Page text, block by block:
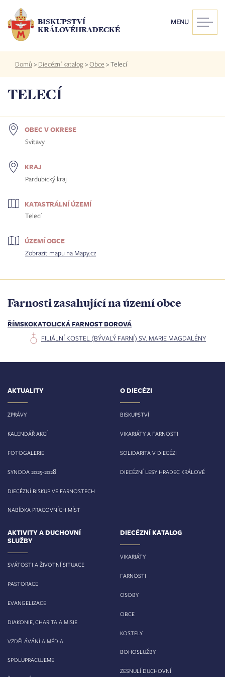
hlavnímu
obsahu
BISKUPSTVÍ
KRÁLOVÉHRADECKÉ
MENU
Drobečková
navigace
Domů > Diecézní katalog>Obce >Telecí
TELECÍ
OBEC V OKRESE
Svitavy
KRAJ
Pardubický kraj
KATASTRÁLNÍ ÚZEMÍ
Telecí
ÚZEMÍ OBCE
Zobrazit mapu na Mapy.cz
Farnosti zasahující na území obce
ŘÍMSKOKATOLICKÁ FARNOST BOROVÁ
FILIÁLNÍ KOSTEL (BÝVALÝ FARNÍ) SV. MARIE MAGDALÉNY
AKTUALITY
ZPRÁVY
KALENDÁŘ AKCÍ
FOTOGALERIE
SYNODA 2025-2028
DIECÉZNÍ BISKUP VE FARNOSTECH
NABÍDKA PRACOVNÍCH MÍST
O DIECÉZI
BISKUPSTVÍ
VIKARIÁTY A FARNOSTI
SOLIDARITA V DIECÉZI
DIECÉZNÍ LESY HRADEC KRÁLOVÉ
AKTIVITY A DUCHOVNÍ
SLUŽBY
SVÁTOSTI A ŽIVOTNÍ SITUACE
PASTORACE
EVANGELIZACE
DIAKONIE, CHARITA A MISIE
VZDĚLÁVÁNÍ A MÉDIA
SPOLUPRACUJEME
DIECÉZNÍ KATALOG
VIKARIÁTY
FARNOSTI
OSOBY
OBCE
KOSTELY
BOHOSLUŽBY
ZESNULÍ DUCHOVNÍ